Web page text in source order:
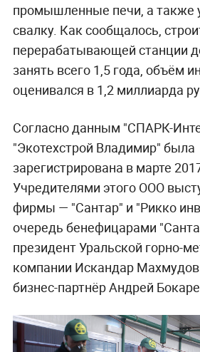
промышленные печи, а также
свалку. Как сообщалось,
перерабатывающей станции
занять всего 1,5 года, объём
оценивался в 1,2 миллиарда
Согласно данным "СПАРК-
"Экотехстрой Владимир" была
зарегистрирована в марте
Учредителями этого ООО
фирмы — "Сантар" и "Рикко
очередь бенефицарами
президент Уральской горно-
компании Искандар Махмудов
бизнес-партнёр Андрей